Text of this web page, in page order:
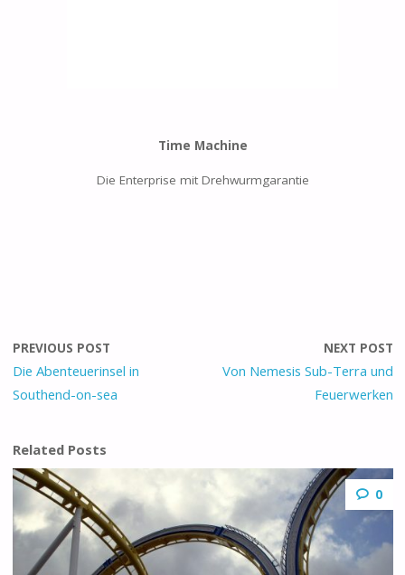
Time Machine
Die Enterprise mit Drehwurmgarantie
PREVIOUS POST
Die Abenteuerinsel in
Southend-on-sea
NEXT POST
Von Nemesis Sub-Terra und
Feuerwerken
Related Posts
0